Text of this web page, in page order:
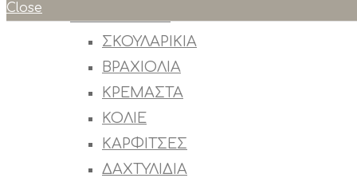
ΣΚΟΥΛΑΡΙΚΙΑ
ΒΡΑΧΙΟΛΙΑ
ΚΡΕΜΑΣΤΑ
ΚΟΛΙΕ
ΚΑΡΦΙΤΣΕΣ
ΔΑΧΤΥΛΙΔΙΑ
Close